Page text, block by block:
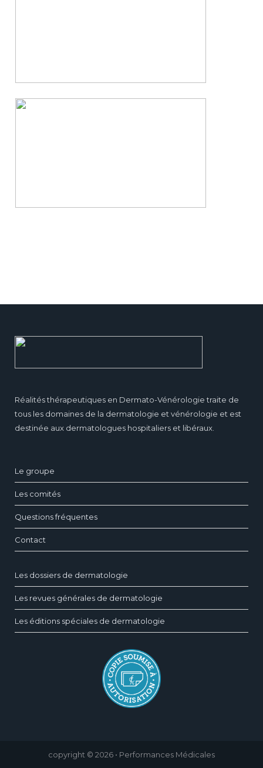
Réalités thérapeutiques en Dermato-Vénérologie traite de
tous les domaines de la dermatologie et vénérologie et est
destinée aux dermatologues hospitaliers et libéraux.
Le groupe
Les comités
Questions fréquentes
Contact
Les dossiers de dermatologie
Les revues générales de dermatologie
Les éditions spéciales de dermatologie
copyright © 2026 • Performances Médicales